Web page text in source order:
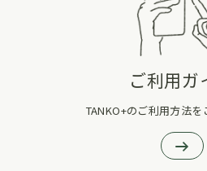
ご利用ガ
TANKO+のご利用方法を